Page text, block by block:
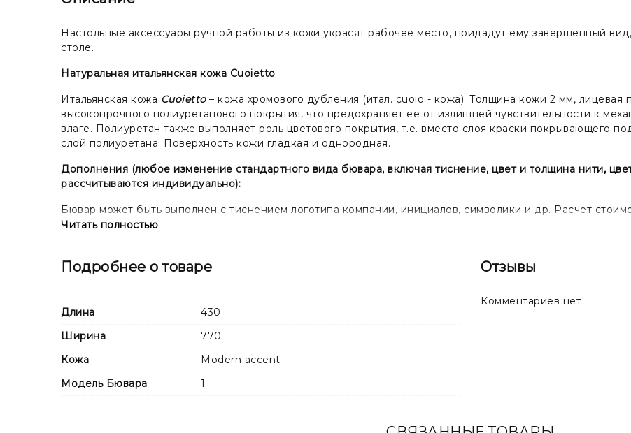
Настольные аксессуары ручной работы из кожи украсят рабочее место, придадут ему завершенный
столе.
Натуральная итальянская кожа Cuoietto
Итальянская кожа Cuoietto– кожа хромового дубления (итал. cuoio - кожа). Толщина кожи 2 мм, лицевая
высокопрочного полиуретанового покрытия, что предохраняет ее от излишней чувствительности к
влаге. Полиуретан также выполняет роль цветового покрытия, т.е. вместо слоя краски покрывающего
слой полиуретана. Поверхность кожи гладкая и однородная.
Дополнения (любое изменение стандартного вида бювара, включая тиснение, цвет и толщина нити,
рассчитываются индивидуально):
Бювар может быть выполнен с тиснением логотипа компании, инициалов, символики и др. Расчет
изготовления клише.
Читать полностью
Подробнее о товаре
Длина
430
Ширина
770
Кожа
Modern accent
Модель Бювара
1
Отзывы
Комментариев нет